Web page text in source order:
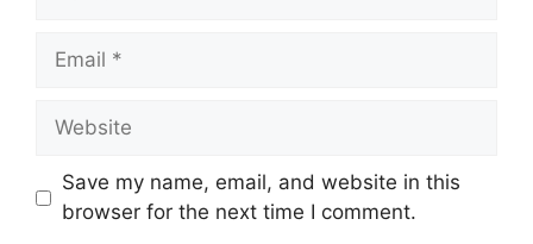
Save my name, email, and website in this
browser for the next time I comment.